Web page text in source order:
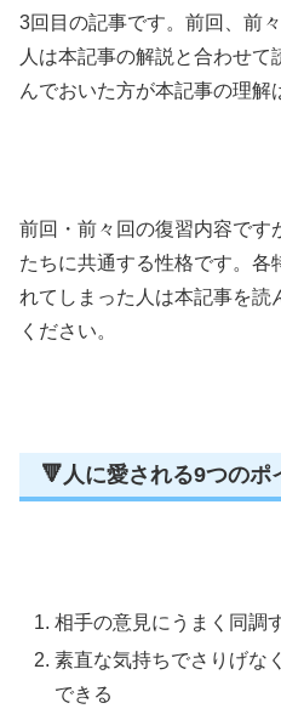
3回目の記事です。前回、前
人は本記事の解説と合わせ
んでおいた方が本記事の理解
前回・前々回の復習内容です
たちに共通する性格です。各
れてしまった人は本記事を読
ください。
🔻人に愛される9つのポ
相手の意見にうまく同調
素直な気持ちでさりげな
できる